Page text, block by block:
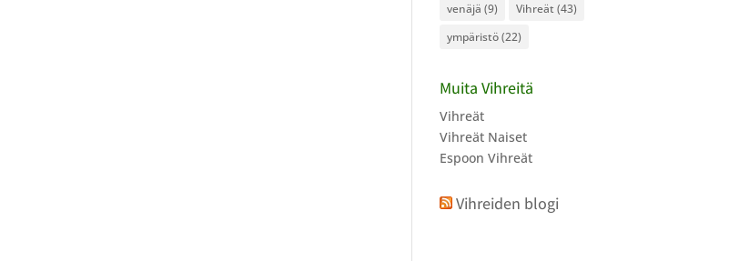
venäjä (9) Vihreät (43)
ympäristö(22)
Muita Vihreitä
Vihreät
Vihreät Naiset
Espoon Vihreät
Vihreiden blogi